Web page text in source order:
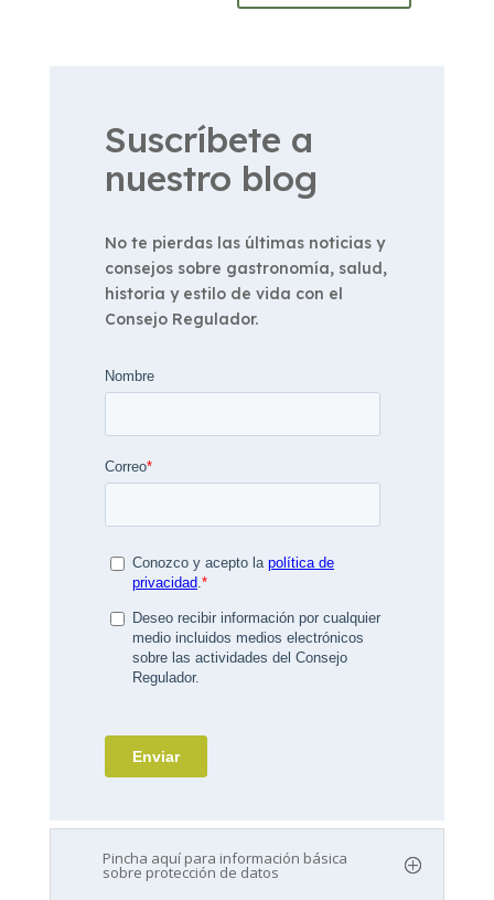
Suscríbete a
nuestro blog
No te pierdas las últimas noticias y
consejos sobre gastronomía, salud,
historia y estilo de vida con el
Consejo Regulador.
Pincha aquí para información básica
sobre protección de datos